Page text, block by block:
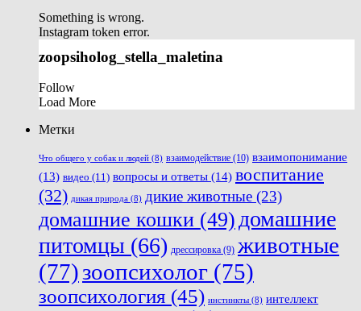
Something is wrong.
Instagram token error.
zoopsiholog_stella_maletina
Follow
Load More
Метки
Что общего у собак и людей (8) взаимодействие (10) взаимопонимание
(13) видео (11) вопросы и ответы (14) воспитание
(32) дикая природа (8) дикие животные (23)
домашние кошки (49)домашние
питомцы (66) дрессировка (9) животные
(77)зоопсихолог (75)
зоопсихология (45) инстинкты (8) интеллект